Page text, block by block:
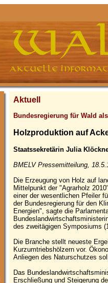
Aktuell
Bundesregierung für Wald
Holzproduktion auf
Staatssekretärin Julia
BMELV Pressemitteilung,
Die Erzeugung von Holz auf
Mittelpunkt der "Agrarholz
einer der wesentlichen Pfeiler
der Bundesregierung für den
Energien", sagte die
des zweitägigen Symposiums
Die Branche stellt neueste
Kurzumtriebshölzern vor.
Anliegen des Naturschutzes
Das
Erschließung und Steigerung